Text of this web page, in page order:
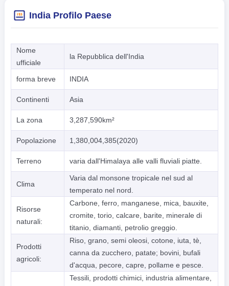
India Profilo Paese
Nome
ufficiale
la Repubblica dell'India
forma breve INDIA
Continenti Asia
La zona 3,287,590km²
Popolazione 1,380,004,385(2020)
Terreno varia dall'Himalaya alle valli fluviali piatte.
Clima
Varia dal monsone tropicale nel sud al
temperato nel nord.
Risorse
naturali:
Carbone, ferro, manganese, mica, bauxite,
cromite, torio, calcare, barite, minerale di
titanio, diamanti, petrolio greggio.
Prodotti
agricoli:
Riso, grano, semi oleosi, cotone, iuta, tè,
canna da zucchero, patate; bovini, bufali
d'acqua, pecore, capre, pollame e pesce.
Tessili, prodotti chimici, industria alimentare,